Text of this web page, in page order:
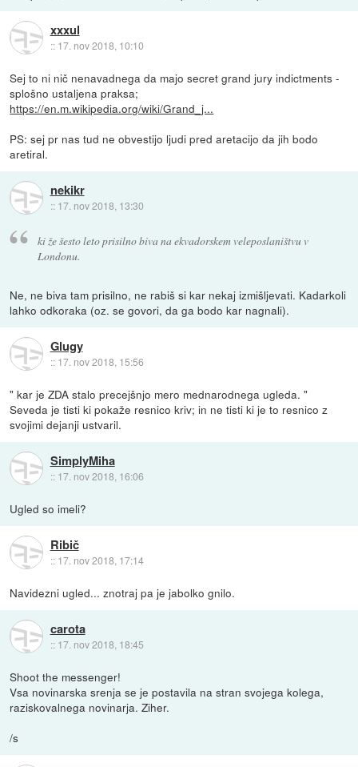
xxxul
:: 17. nov 2018, 10:10
Sej to ni nič nenavadnega da majo secret grand jury indictments -
splošno ustaljena praksa;
https://en.m.wikipedia.org/wiki/Grand_j...
PS: sej pr nas tud ne obvestijo ljudi pred aretacijo da jih bodo
aretiral.
nekikr
:: 17. nov 2018, 13:30
ki že šesto leto prisilno biva na ekvadorskem veleposlaništvu v
Londonu.
Ne, ne biva tam prisilno, ne rabiš si kar nekaj izmišljevati. Kadarkoli
lahko odkoraka (oz. se govori, da ga bodo kar nagnali).
Glugy
:: 17. nov 2018, 15:56
" kar je ZDA stalo precejšnjo mero mednarodnega ugleda. "
Seveda je tisti ki pokaže resnico kriv; in ne tisti ki je to resnico z
svojimi dejanji ustvaril.
SimplyMiha
:: 17. nov 2018, 16:06
Ugled so imeli?
Ribič
:: 17. nov 2018, 17:14
Navidezni ugled... znotraj pa je jabolko gnilo.
carota
:: 17. nov 2018, 18:45
Shoot the messenger!
Vsa novinarska srenja se je postavila na stran svojega kolega,
raziskovalnega novinarja. Ziher.
/s